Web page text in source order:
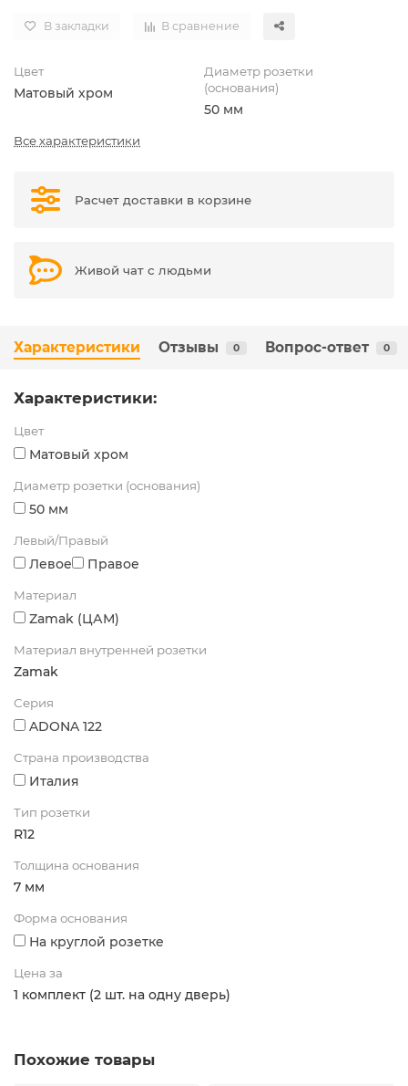
В закладки В сравнение
Цвет
Матовый хром
Диаметр розетки
(основания)
50 мм
Все характеристики
Расчет доставки в корзине
Живой чат с людьми
Характеристики Отзывы 0 Вопрос-ответ 0
Характеристики:
Цвет
Матовый хром
Диаметр розетки (основания)
50 мм
Левый/Правый
Левое Правое
Материал
Zamak (ЦАМ)
Материал внутренней розетки
Zamak
Серия
ADONA 122
Страна производства
Италия
Тип розетки
R12
Толщина основания
7 мм
Форма основания
На круглой розетке
Цена за
1 комплект (2 шт. на одну дверь)
Похожие товары